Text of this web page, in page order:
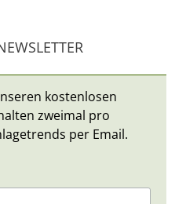
kostenlosen
zweimal pro
per Email.